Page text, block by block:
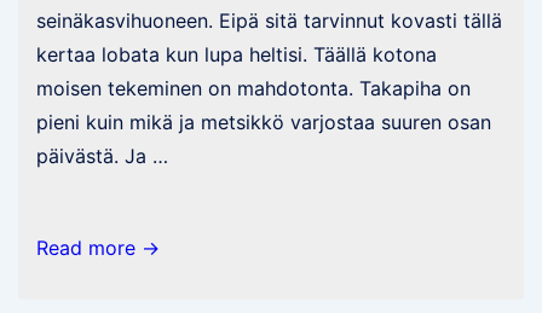
seinäkasvihuoneen. Eipä sitä tarvinnut kovasti tällä
kertaa lobata kun lupa heltisi. Täällä kotona
moisen tekeminen on mahdotonta. Takapiha on
pieni kuin mikä ja metsikkö varjostaa suuren osan
päivästä. Ja …
Kevään
Read more →